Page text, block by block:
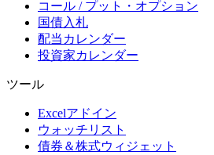
コール / プット・オプション
国債入札
配当カレンダー
投資家カレンダー
ツール
Excelアドイン
ウォッチリスト
債券＆株式ウィジェット